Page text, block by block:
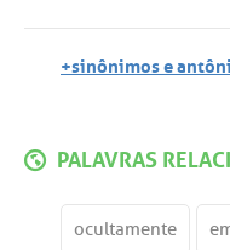
+sinônimos e
PALAVRAS
ocultamente